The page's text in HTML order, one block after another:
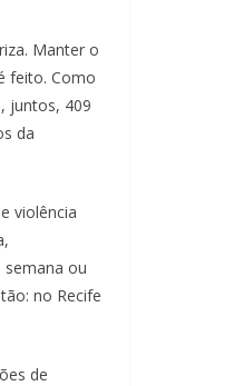
Manter o
feito. Como
juntos, 409
da
violência
semana ou
no Recife
de